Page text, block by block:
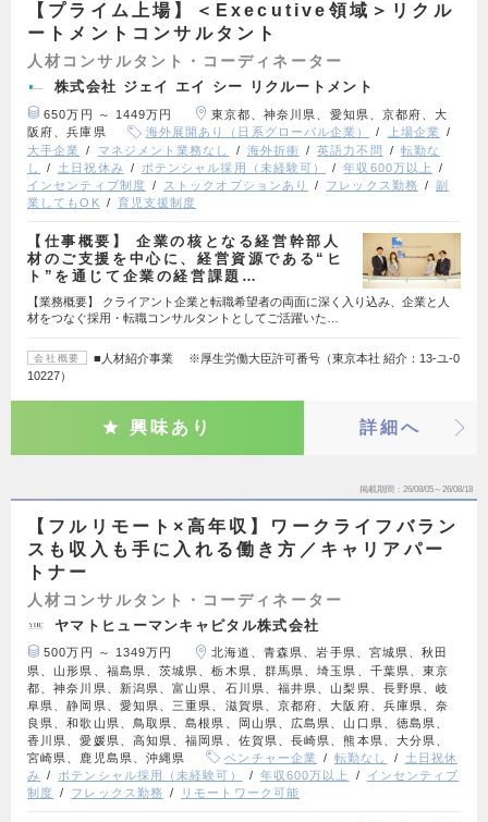
【プライム上場】＜Executive領域＞リクル
ートメントコンサルタント
人材コンサルタント・コーディネーター
株式会社 ジェイ エイ シー リクルートメント
650万円 ～ 1449万円
東京都、神奈川県、愛知県、京都府、大
阪府、兵庫県
海外展開あり（日系グローバル企業）
上場企業
大手企業
マネジメント業務なし 海外折衝 英語力不問
転勤な
し
土日祝休み ポテンシャル採用（未経験可）
年収600万以上
インセンティブ制度
ストックオプションあり フレックス勤務
副
業してもOK
育児支援制度
【仕事概要】 企業の核となる経営幹部人
材のご支援を中心に、経営資源である“ヒ
ト”を通じて企業の経営課題…
【業務概要】 クライアント企業と転職希望者の両面に深く入り込み、企業と人
材をつなぐ採用・転職コンサルタントとしてご活躍いた…
会社概要
■人材紹介事業 ※厚生労働大臣許可番号（東京本社 紹介：13-ユ-0
10227）
興味あり 詳細へ
掲載期間 26/08/05～26/08/18
【フルリモート×高年収】ワークライフバラン
スも収入も手に入れる働き方／キャリアパー
トナー
人材コンサルタント・コーディネーター
ヤマトヒューマンキャピタル株式会社
500万円 ～ 1349万円
北海道、青森県、岩手県、宮城県、秋田
県、山形県、福島県、茨城県、栃木県、群馬県、埼玉県、千葉県、東京
都、神奈川県、新潟県、富山県、石川県、福井県、山梨県、長野県、岐
阜県、静岡県、愛知県、三重県、滋賀県、京都府、大阪府、兵庫県、奈
良県、和歌山県、鳥取県、島根県、岡山県、広島県、山口県、徳島県、
香川県、愛媛県、高知県、福岡県、佐賀県、長崎県、熊本県、大分県、
宮崎県、鹿児島県、沖縄県
ベンチャー企業 転勤なし
土日祝休
み
ポテンシャル採用（未経験可） 年収600万以上
インセンティブ
制度
フレックス勤務 リモートワーク可能